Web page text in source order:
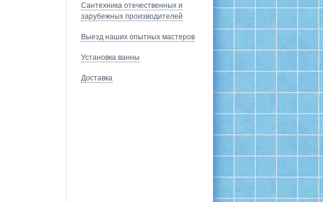
Сантехника отечественных и
зарубежных производителей
Выезд наших опытных мастеров
Установка ванны
Доставка